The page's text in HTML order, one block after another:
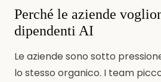
Perché le aziende
dipendenti AI
Le aziende sono sotto
lo stesso organico. I team